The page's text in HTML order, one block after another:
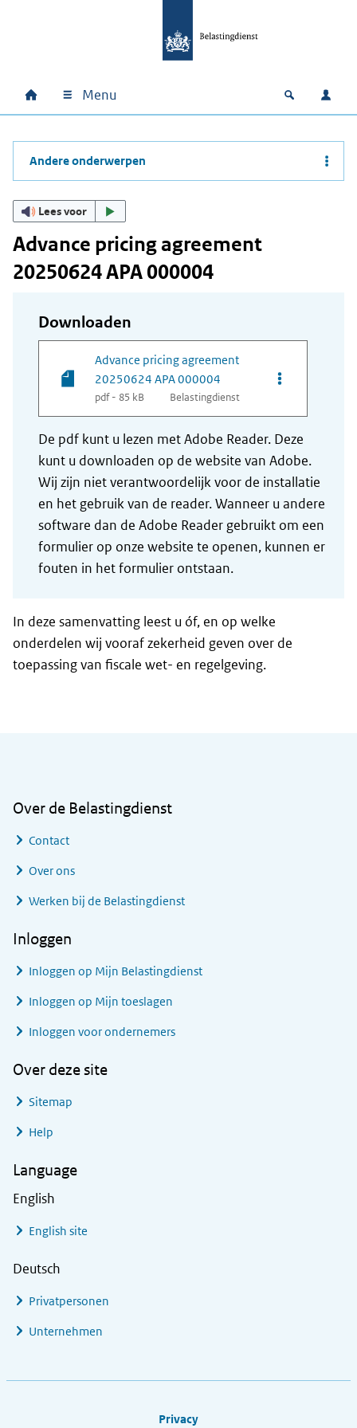
Hoofdnavigatie
Home Menu Open
Andere onderwerpen
Lees voor
Advance pricing agreement
20250624 APA 000004
Downloaden
Advance pricing agreement
20250624 APA 000004
pdf - 85 kB Belastingdienst
Opties van
De pdf kunt u lezen met Adobe Reader. Deze
kunt u downloaden op de website van Adobe.
Wij zijn niet verantwoordelijk voor de installatie
en het gebruik van de reader. Wanneer u andere
software dan de Adobe Reader gebruikt om een
formulier op onze website te openen, kunnen er
fouten in het formulier ontstaan.
In deze samenvatting leest u óf, en op welke
onderdelen wij vooraf zekerheid geven over de
toepassing van fiscale wet- en regelgeving.
Over de Belastingdienst
Contact
Over ons
Werken bij de Belastingdienst
Inloggen
Inloggen op Mijn Belastingdienst
Inloggen op Mijn toeslagen
Inloggen voor ondernemers
Over deze site
Sitemap
Help
Language
English
English site
Deutsch
Privatpersonen
Unternehmen
Privacy